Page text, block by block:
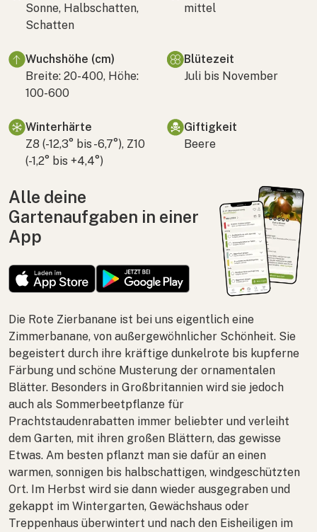
Sonne, Halbschatten,
Schatten
mittel
Wuchshöhe (cm)
Breite: 20-400, Höhe:
100-600
Blütezeit
Juli bis November
Winterhärte
Z8 (-12,3° bis -6,7°), Z10
(-1,2° bis +4,4°)
Giftigkeit
Beere
Alle deine
Gartenaufgaben in einer
App
Die Rote Zierbanane ist bei uns eigentlich eine
Zimmerbanane, von außergewöhnlicher Schönheit. Sie
begeistert durch ihre kräftige dunkelrote bis kupferne
Färbung und schöne Musterung der ornamentalen
Blätter. Besonders in Großbritannien wird sie jedoch
auch als Sommerbeetpflanze für
Prachtstaudenrabatten immer beliebter und verleiht
dem Garten, mit ihren großen Blättern, das gewisse
Etwas. Am besten pflanzt man sie dafür an einen
warmen, sonnigen bis halbschattigen, windgeschützten
Ort. Im Herbst wird sie dann wieder ausgegraben und
gekappt im Wintergarten, Gewächshaus oder
Treppenhaus überwintert und nach den Eisheiligen im